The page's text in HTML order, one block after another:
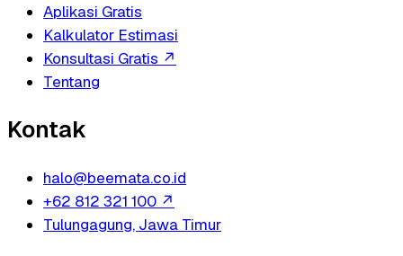
Aplikasi Gratis
Kalkulator Estimasi
Konsultasi Gratis ↗
Tentang
Kontak
halo@beemata.co.id
+62 812 321 100 ↗
Tulungagung, Jawa Timur